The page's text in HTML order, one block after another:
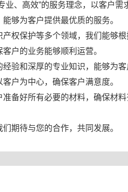
、高效”的服务理念，以客户
够为客户提供最优质的服务。
权保护等多个领域，我们能够
户的业务能够顺利运营。
验和深厚的专业知识，能够为
户为中心，确保客户满意度。
备好所有必要的材料，确保材
期待与您的合作，共同发展。